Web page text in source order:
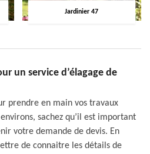
Jardinier 47
un service d’élagage de
prendre en main vos travaux
sachez qu’il est important
votre demande de devis. En
de connaitre les détails de